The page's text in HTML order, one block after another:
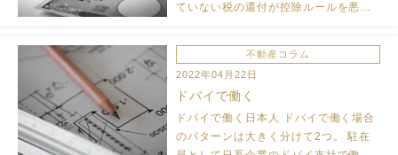
ていない税の還付が控除ルールを悪用
て、政府・与党が制度改正を行う方向
で最終調整に入ったことが２５日、分
かった。本業とはまったく関係ない金
など […]
不動産コラム
2022年04月22日
ドバイで働く
ドバイで働く日本人 ドバイで働く場合
のパターンは大きく分けて2つ。 駐在